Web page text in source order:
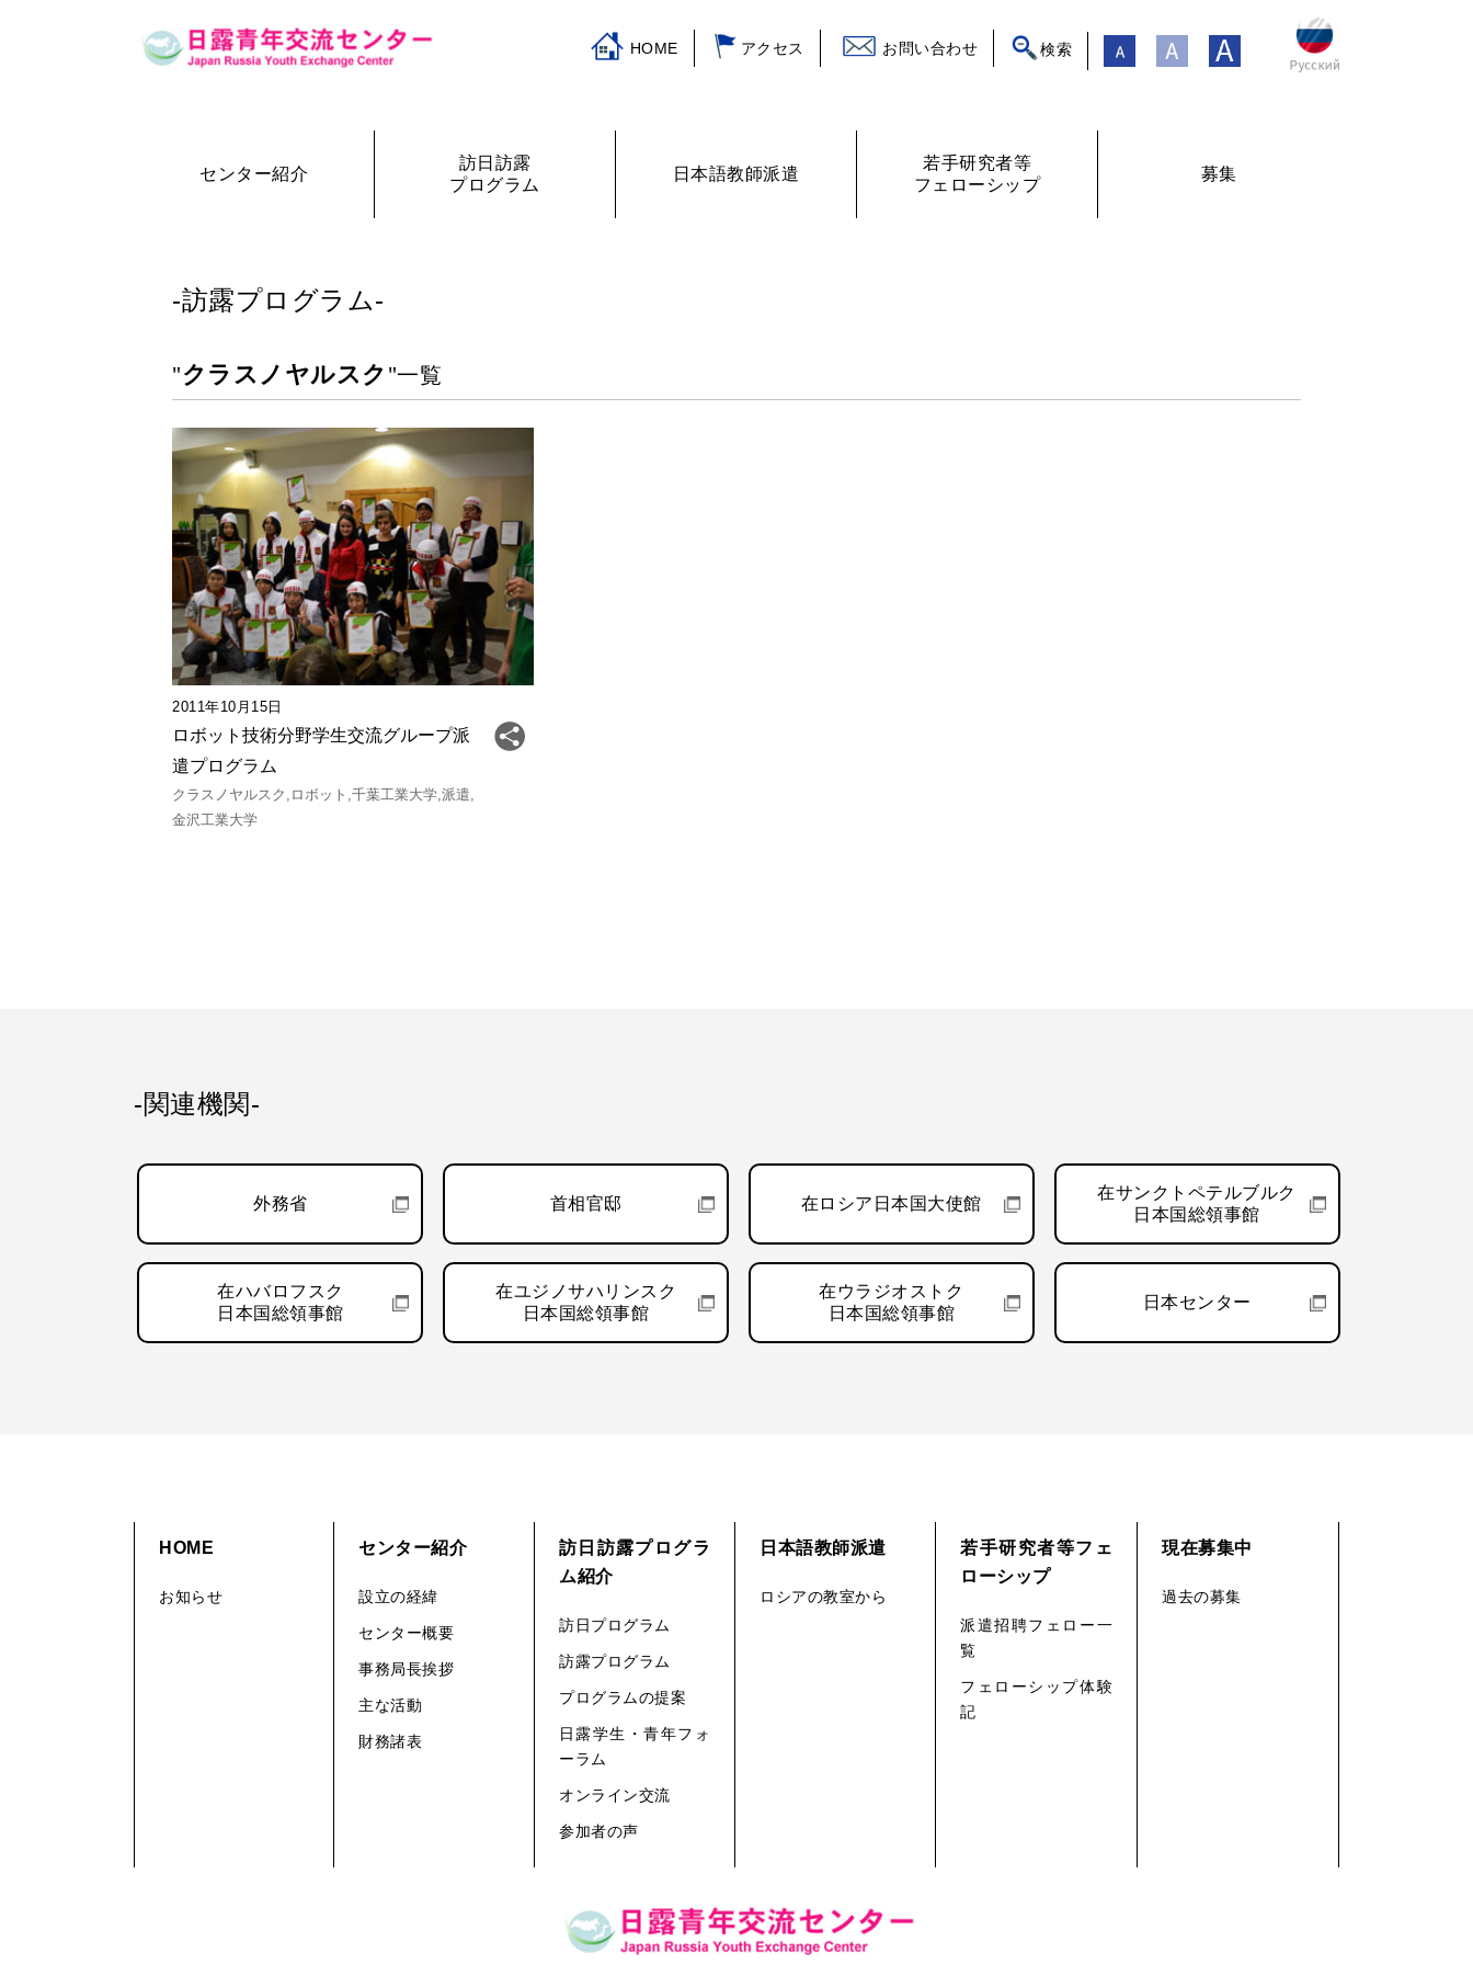
HOME アクセス お問い合わせ 検索
センター紹介
訪日訪露
プログラム
参加者の声
日本語教師派遣
若手研究者等
フェローシップ
募集
-訪露プログラム-
"クラスノヤルスク "一覧
2011年10月15日
ロボット技術分野学生交流グループ派
遣プログラム
クラスノヤルスク ロボット 千葉工業大学 派遣
金沢工業大学
-関連機関-
外務省 首相官邸 在ロシア日本国大使館
在サンクトペテルブルク
日本国総領事館
在ハバロフスク
日本国総領事館
在ユジノサハリンスク
日本国総領事館
在ウラジオストク
日本国総領事館
日本センター
HOME
お知らせ
センター紹介
設立の経緯
センター概要
事務局長挨拶
主な活動
財務諸表
訪日訪露プログラ
ム紹介
訪日プログラム
訪露プログラム
プログラムの提案
日露学生・青年フォ
ーラム
オンライン交流
参加者の声
日本語教師派遣
ロシアの教室から
若手研究者等フェ
ローシップ
派遣招聘フェロー一
覧
フェローシップ体験
記
現在募集中
過去の募集